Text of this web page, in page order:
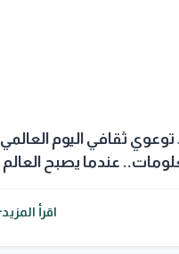
تقيم نشاط توعوي ثقافي اليوم العالمي
عندما يصبح العالم
اقرأ المزيد